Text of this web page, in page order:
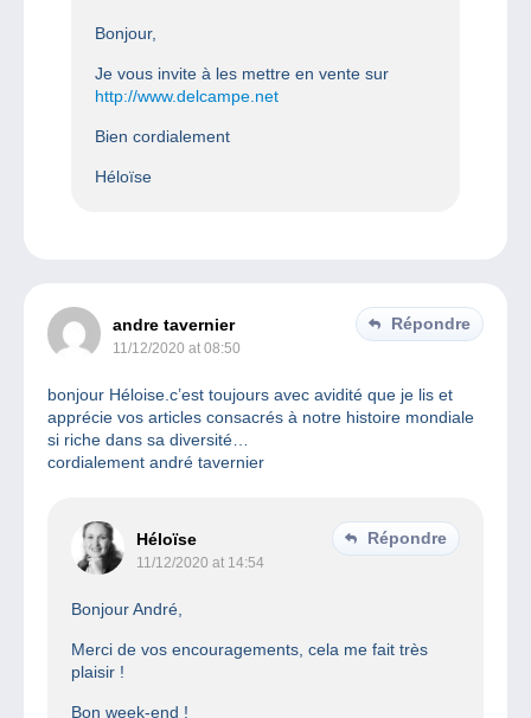
Bonjour,
Je vous invite à les mettre en vente sur
http://www.delcampe.net
Bien cordialement
Héloïse
andre tavernier
11/12/2020 at 08:50
Répondre
bonjour Héloise.c’est toujours avec avidité que je lis et
apprécie vos articles consacrés à notre histoire mondiale
si riche dans sa diversité…
cordialement andré tavernier
Héloïse
11/12/2020 at 14:54
Répondre
Bonjour André,
Merci de vos encouragements, cela me fait très
plaisir !
Bon week-end !